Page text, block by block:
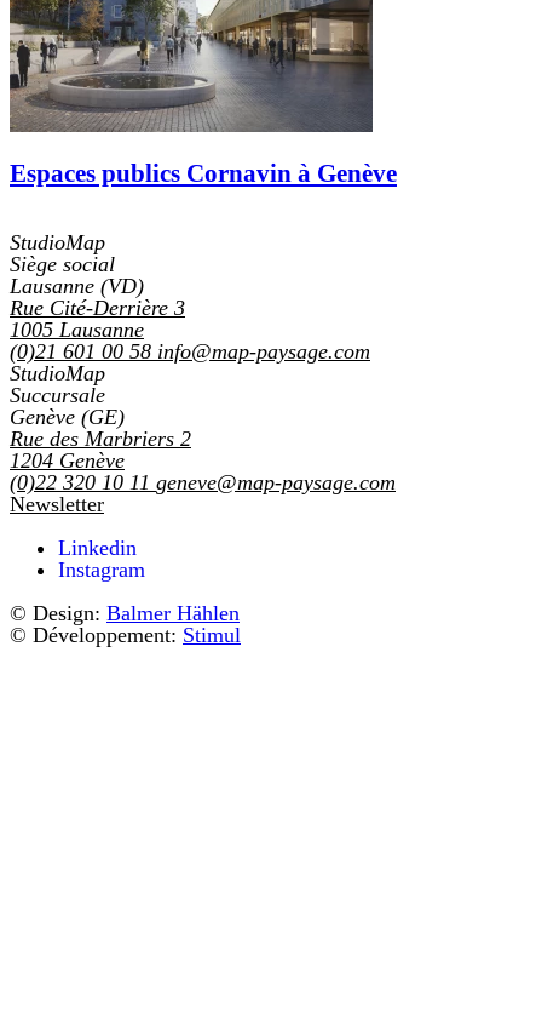
Espaces publics Cornavin à Genève
StudioMap
Siège social
Lausanne (VD)
Rue Cité-Derrière 3
1005 Lausanne
(0)21 601 00 58 info@map-paysage.com
StudioMap
Succursale
Genève (GE)
Rue des Marbriers 2
1204 Genève
(0)22 320 10 11 geneve@map-paysage.com
Newsletter
Linkedin
Instagram
© Design: Balmer Hählen
© Développement: Stimul